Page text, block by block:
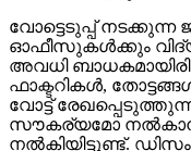
വോട്ടെടുപ്പ് നടക്കുന്ന
ഓഫീസുകള്‍ക്കും
അവധി
ഫാക്ടറികള്‍,
വോട്ട്
സൗകര്യമോ നല്‍കാന്‍
നല്‍കിയിട്ടുണ്ട്.